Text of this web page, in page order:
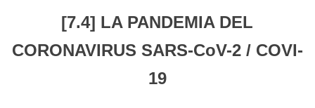
[7.4] LA PANDEMIA DEL
CORONAVIRUS SARS-CoV-2 / COVI-
19